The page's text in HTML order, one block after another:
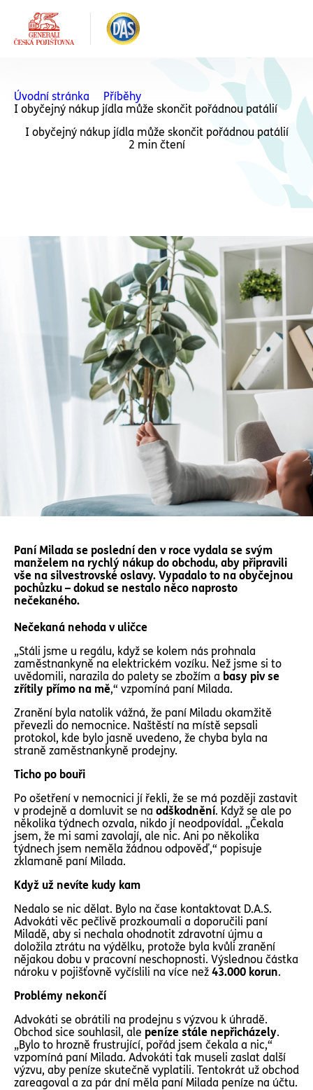
Úvodní stránka
Příběhy
I obyčejný nákup jídla může skončit pořádnou patálií
I obyčejný nákup jídla může skončit pořádnou patálií
2 min čtení
Paní Milada se poslední den v roce vydala se svým
manželem na rychlý nákup do obchodu, aby připravili
vše na silvestrovské oslavy. Vypadalo to na obyčejnou
pochůzku – dokud se nestalo něco naprosto
nečekaného.
Nečekaná nehoda v uličce
„Stáli jsme u regálu, když se kolem nás prohnala
zaměstnankyně na elektrickém vozíku. Než jsme si to
uvědomili, narazila do palety se zbožím a basy piv se
zřítily přímo na mě,“ vzpomíná paní Milada.
Zranění byla natolik vážná, že paní Miladu okamžitě
převezli do nemocnice. Naštěstí na místě sepsali
protokol, kde bylo jasně uvedeno, že chyba byla na
straně zaměstnankyně prodejny.
Ticho po bouři
Po ošetření v nemocnici jí řekli, že se má později zastavit
v prodejně a domluvit se na odškodnění. Když se ale po
několika týdnech ozvala, nikdo jí neodpovídal. „Čekala
jsem, že mi sami zavolají, ale nic. Ani po několika
týdnech jsem neměla žádnou odpověď,“ popisuje
zklamaně paní Milada.
Když už nevíte kudy kam
Nedalo se nic dělat. Bylo na čase kontaktovat D.A.S.
Advokáti věc pečlivě prozkoumali a doporučili paní
Miladě, aby si nechala ohodnotit zdravotní újmu a
doložila ztrátu na výdělku, protože byla kvůli zranění
nějakou dobu v pracovní neschopnosti. Výslednou částka
nároku v pojišťovně vyčíslili na více než 43.000 korun.
Problémy nekončí
Advokáti se obrátili na prodejnu s výzvou k úhradě.
Obchod sice souhlasil, ale peníze stále nepřicházely.
„Bylo to hrozně frustrující, pořád jsem čekala a nic,“
vzpomíná paní Milada. Advokáti tak museli zaslat další
výzvu, aby peníze skutečně vyplatili. Tentokrát už obchod
zareagoval a za pár dní měla paní Milada peníze na účtu.